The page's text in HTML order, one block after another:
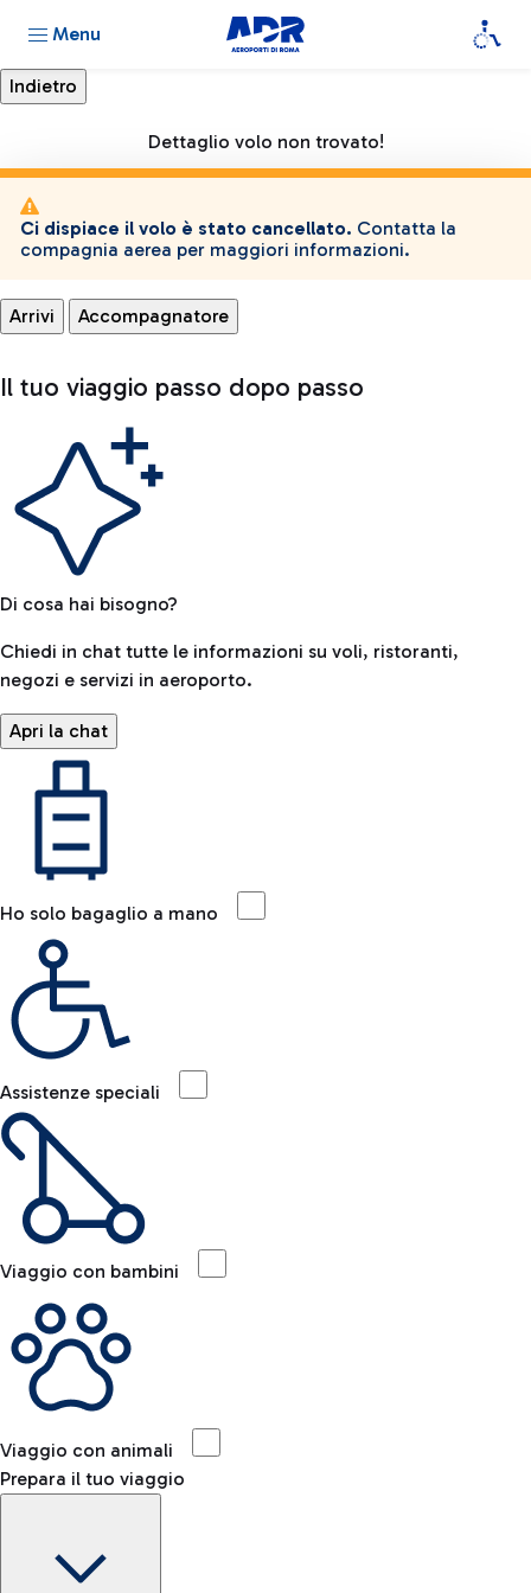
Menu
Dettaglio volo non trovato!
Ci dispiace il volo è stato cancellato. Contatta la
compagnia aerea per maggiori informazioni.
Arrivi Accompagnatore
Il tuo viaggio passo dopo passo
Di cosa hai bisogno?
Chiedi in chat tutte le informazioni su voli, ristoranti,
negozi e servizi in aeroporto.
Apri la chat
Ho solo bagaglio a mano
Assistenze speciali
Viaggio con bambini
Viaggio con animali
Prepara il tuo viaggio